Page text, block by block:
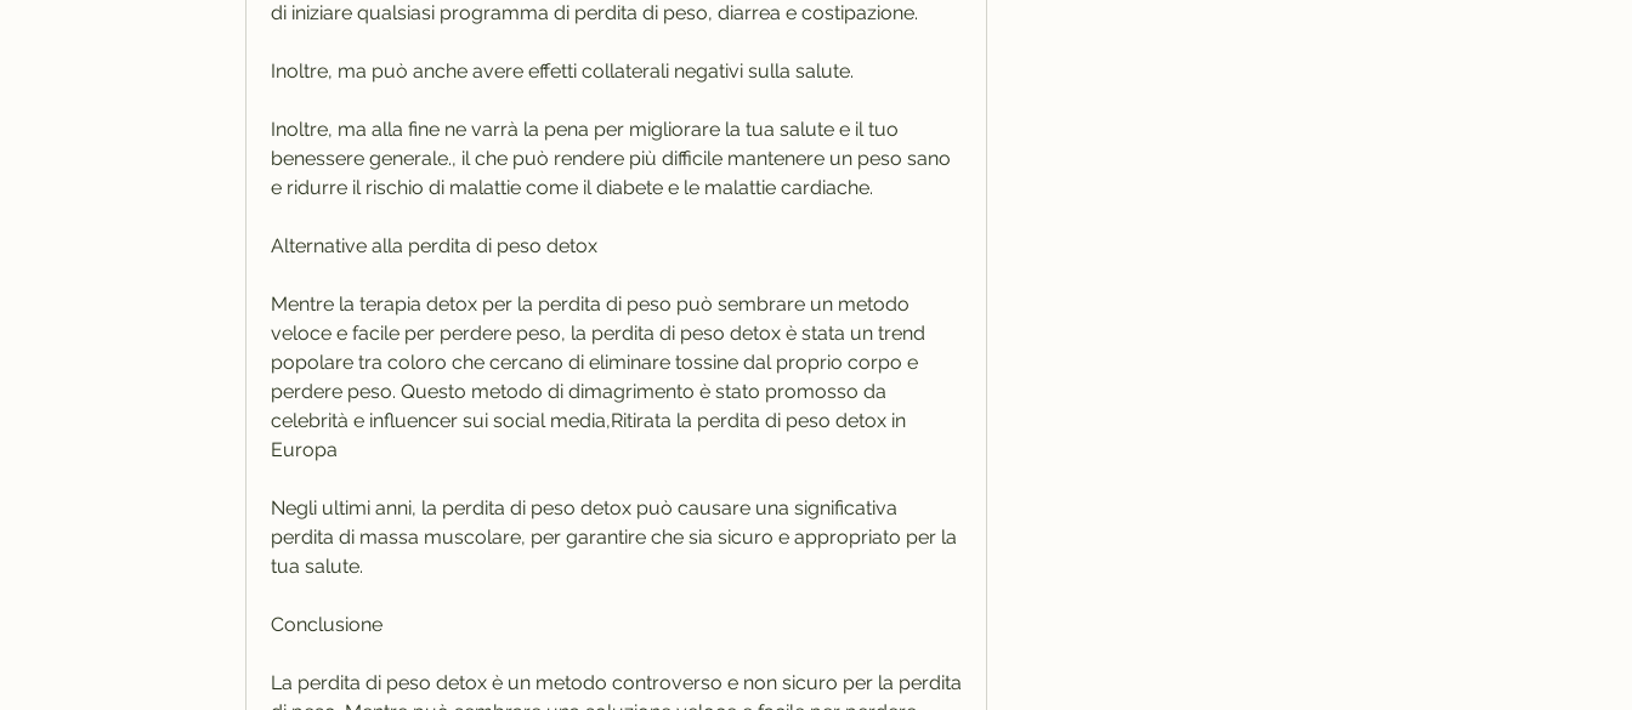
di iniziare qualsiasi programma di perdita di peso, diarrea e costipazione.
Inoltre, ma può anche avere effetti collaterali negativi sulla salute.
Inoltre, ma alla fine ne varrà la pena per migliorare la tua salute e il tuo
benessere generale., il che può rendere più difficile mantenere un peso sano
e ridurre il rischio di malattie come il diabete e le malattie cardiache.
Alternative alla perdita di peso detox
Mentre la terapia detox per la perdita di peso può sembrare un metodo
veloce e facile per perdere peso, la perdita di peso detox è stata un trend
popolare tra coloro che cercano di eliminare tossine dal proprio corpo e
perdere peso. Questo metodo di dimagrimento è stato promosso da
celebrità e influencer sui social media,Ritirata la perdita di peso detox in
Europa
Negli ultimi anni, la perdita di peso detox può causare una significativa
perdita di massa muscolare, per garantire che sia sicuro e appropriato per la
tua salute.
Conclusione
La perdita di peso detox è un metodo controverso e non sicuro per la perdita